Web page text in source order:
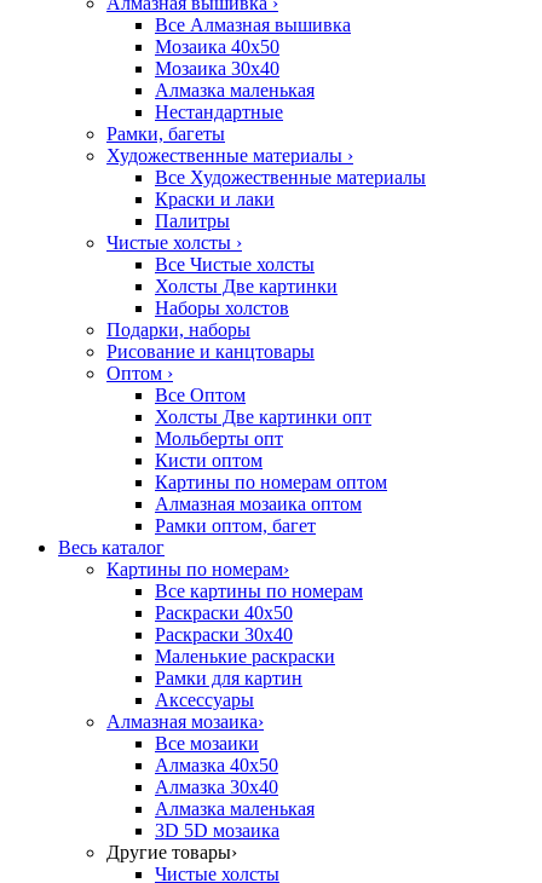
Все Алмазная вышивка
Мозаика 40x50
Мозаика 30x40
Алмазка маленькая
Нестандартные
Рамки, багеты
Художественные материалы ›
Все Художественные материалы
Краски и лаки
Палитры
Чистые холсты ›
Все Чистые холсты
Холсты Две картинки
Наборы холстов
Подарки, наборы
Рисование и канцтовары
Оптом ›
Все Оптом
Холсты Две картинки опт
Мольберты опт
Кисти оптом
Картины по номерам оптом
Алмазная мозаика оптом
Рамки оптом, багет
Весь каталог
Картины по номерам›
Все картины по номерам
Раскраски 40х50
Раскраски 30х40
Маленькие раскраски
Рамки для картин
Аксессуары
Алмазная мозаика›
Все мозаики
Алмазка 40х50
Алмазка 30х40
Алмазка маленькая
3D 5D мозаика
Другие товары›
Чистые холсты